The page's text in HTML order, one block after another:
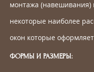
монтажа (навешивания)
некоторые наиболее
окон которые
ФОРМЫ И РАЗМЕРЫ: